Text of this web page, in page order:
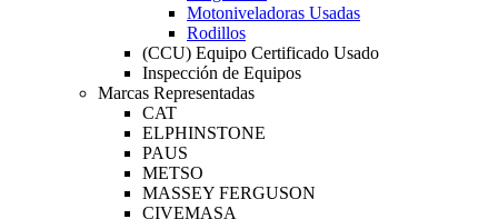
Motoniveladoras Usadas
Rodillos
(CCU) Equipo Certificado Usado
Inspección de Equipos
Marcas Representadas
CAT
ELPHINSTONE
PAUS
METSO
MASSEY FERGUSON
CIVEMASA